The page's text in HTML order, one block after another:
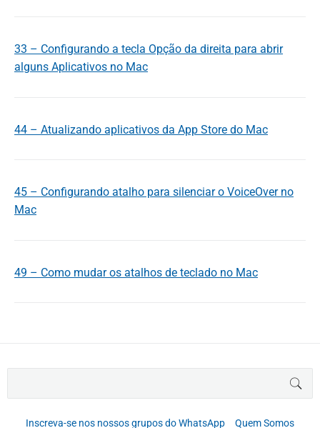
33 – Configurando a tecla Opção da direita para abrir
alguns Aplicativos no Mac
44 – Atualizando aplicativos da App Store do Mac
45 – Configurando atalho para silenciar o VoiceOver no
Mac
49 – Como mudar os atalhos de teclado no Mac
Inscreva-se nos nossos grupos do WhatsApp Quem Somos